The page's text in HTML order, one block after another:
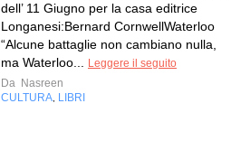
dell’ 11 Giugno per la casa editrice
Longanesi:Bernard CornwellWaterloo
“Alcune battaglie non cambiano nulla,
ma Waterloo...
Leggere il seguito
Da Nasreen
CULTURA LIBRI